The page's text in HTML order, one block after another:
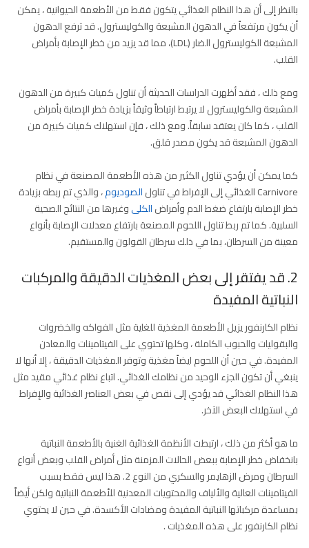
بالنظر إلى أن هذا النظام الغذائي يتكون فقط من الأطعمة الحيوانية ، يمكن
أن يكون مرتفعاً في الدهون المشبعة والكوليسترول. قد ترفع الدهون
المشبعة الكوليسترول الضار (LDL)، مما قد يزيد من خطر الإصابة بأمراض
القلب.
ومع ذلك ، فقد أظهرت الدراسات الحديثة أن تناول كميات كبيرة من الدهون
المشبعة والكوليسترول لا يرتبط ارتباطاً وثيقاً بزيادة خطر الإصابة بأمراض
القلب ، كما كان يعتقد سابقاً. ومع ذلك ، فإن استهلاك كميات كبيرة من
الدهون المشبعة قد يكون مصدر قلق.
كما يمكن أن يؤدي تناول الكثير من هذه الأطعمة المصنعة في نظام
Carnivore الغذائي إلى الإفراط في تناول
الصوديوم، والذي تم ربطه بزيادة
خطر الإصابة بارتفاع ضغط الدم وأمراضالكلىوغيرها من النتائج الصحية
السلبية. كما تم ربط تناول اللحوم المصنعة بارتفاع معدلات الإصابة بأنواع
معينة من السرطان، بما في ذلك سرطان القولون والمستقيم.
2. قد يفتقر إلى بعض المغذيات الدقيقة والمركبات
النباتية المفيدة
نظام الكارنفور يزيل الأطعمة المغذية للغاية مثل الفواكه والخضروات
والبقوليات والحبوب الكاملة ، وكلها تحتوي على الفيتامينات والمعادن
المفيدة. في حين أن اللحوم ايضاً مغذية وتوفر المغذيات الدقيقة ، إلا أنها لا
ينبغي أن تكون الجزء الوحيد من نظامك الغذائي. اتباع نظام غذائي مقيد مثل
هذا النظام الغذائي قد يؤدي إلى نقص في بعض العناصر الغذائية والإفراط
في استهلاك البعض الآخر.
ما هو أكثر من ذلك ، ارتبطت الأنظمة الغذائية الغنية بالأطعمة النباتية
بانخفاض خطر الإصابة ببعض الحالات المزمنة مثل أمراض القلب وبعض أنواع
السرطان ومرض الزهايمر والسكري من النوع 2. هذا ليس فقط بسبب
الفيتامينات العالية والألياف والمحتويات المعدنية للأطعمة النباتية ولكن أيضاً
بمساعدة مركباتها النباتية المفيدة ومضادات الأكسدة. في حين لا يحتوي
نظام الكارنفور على هذه المغذيات .